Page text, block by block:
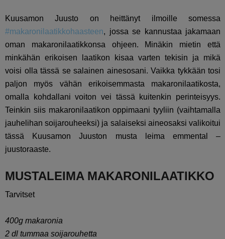
Kuusamon Juusto on heittänyt ilmoille somessa
#makaronilaatikkohaasteen, jossa se kannustaa jakamaan
oman makaronilaatikkonsa ohjeen. Minäkin mietin että
minkähän erikoisen laatikon kisaa varten tekisin ja mikä
voisi olla tässä se salainen ainesosani. Vaikka tykkään tosi
paljon myös vähän erikoisemmasta makaronilaatikosta,
omalla kohdallani voiton vei tässä kuitenkin perinteisyys.
Teinkin siis makaronilaatikon oppimaani tyyliin (vaihtamalla
jauhelihan soijarouheeksi) ja salaiseksi aineosaksi valikoitui
tässä Kuusamon Juuston musta leima emmental –
juustoraaste.
MUSTALEIMA MAKARONILAATIKKO
Tarvitset
400g makaronia
2 dl tummaa soijarouhetta